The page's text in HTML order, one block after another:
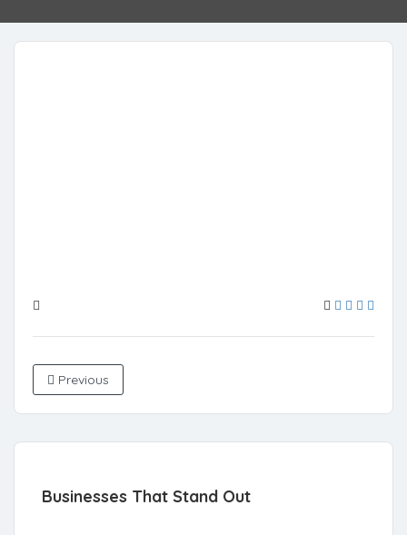
Previous
Businesses That Stand Out